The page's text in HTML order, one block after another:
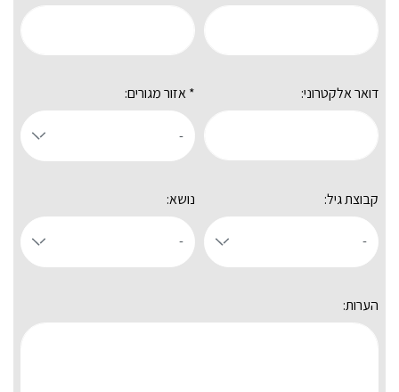
דואר אלקטרוני: * אזור מגורים:
קבוצת גיל: נושא:
הערות: